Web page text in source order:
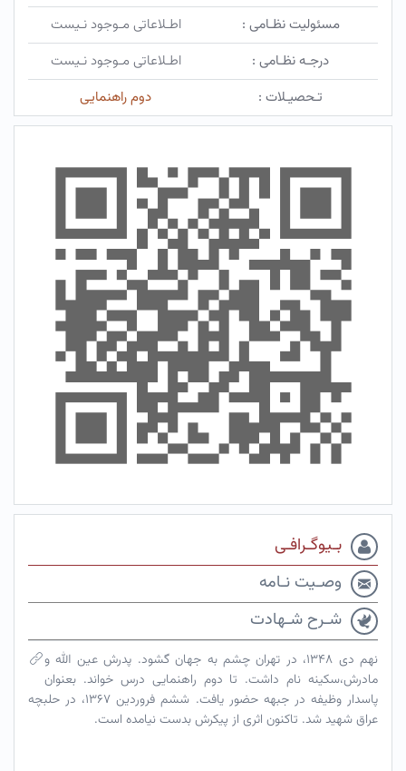
مسئولیت نظـامی :
اطـلاعاتی مـوجود نـیست
درجـه نظـامی :
اطـلاعاتی مـوجود نـیست
تـحصیـلات :
دوم راهنمایی
بـیوگـرافـی
وصـیت نـامه
شـرح شـهادت
نهم دی ۱۳۴۸، در تهران چشم به جهان گشود. پدرش عین الله و
مادرش،سکینه نام داشت. تا دوم راهنمایی درس خواند. بعنوان
پاسدار وظیفه در جبهه حضور یافت. ششم فروردین ۱۳۶۷، در حلبچه
عراق شهید شد. تاکنون اثری از پیکرش بدست نیامده است.